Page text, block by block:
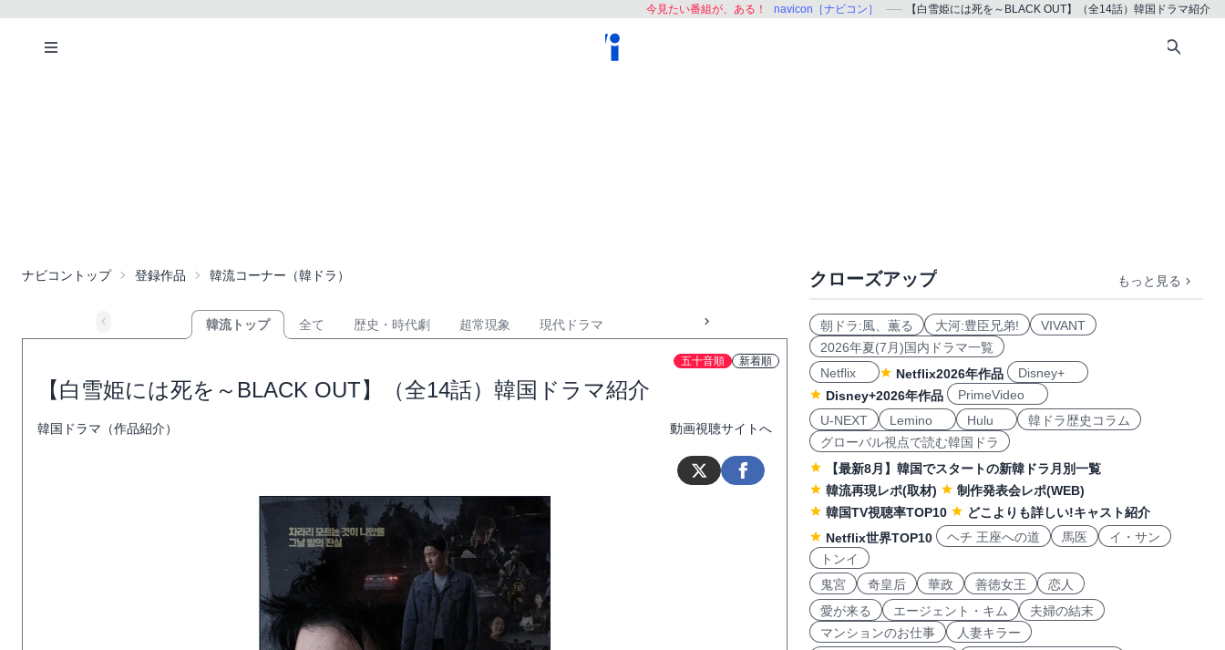
今見たい番組が、ある！ navicon［ナビコン］ 【白雪姫には死を～BLACK OUT】（全14話）韓国ドラマ紹介
ナビコントップ 登録作品 韓流コーナー（韓ドラ）
韓流トップ 全て 歴史・時代劇 超常現象 現代ドラマ
五十音順 新着順
【白雪姫には死を～BLACK OUT】（全14話）韓国ドラマ紹介
韓国ドラマ（作品紹介） 動画視聴サイトへ
クローズアップ もっと見る
朝ドラ:風、薫る 大河:豊臣兄弟!
VIVANT
2026年夏(7月)国内ドラマ一覧
Netflix
Netflix2026年作品
Disney+
Disney+2026年作品
PrimeVideo
U-NEXT
Lemino Hulu
韓ドラ歴史コラム
グローバル視点で読む韓国ドラ
【最新8月】韓国でスタートの新韓ドラ月別一覧
韓流再現レポ(取材)
制作発表会レポ(WEB)
韓国TV視聴率TOP10
どこよりも詳しい!キャスト紹介
Netflix世界TOP10
ヘチ 王座への道 馬医
イ・サン
トンイ
鬼宮
奇皇后 華政 善徳女王
恋人
愛が来る
エージェント・キム
夫婦の結末
マンションのお仕事
人妻キラー